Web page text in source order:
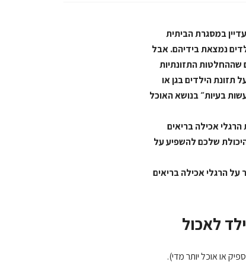
במסגרת הביתית
נמצאת בידיהם. אבל
שההחלטות התזונתיות
תזונת הילדים בגן או
בעיות״ בנושא האוכל
אכילה בריאים
שלכם להשפיע על
או אוכל יותר מדי).